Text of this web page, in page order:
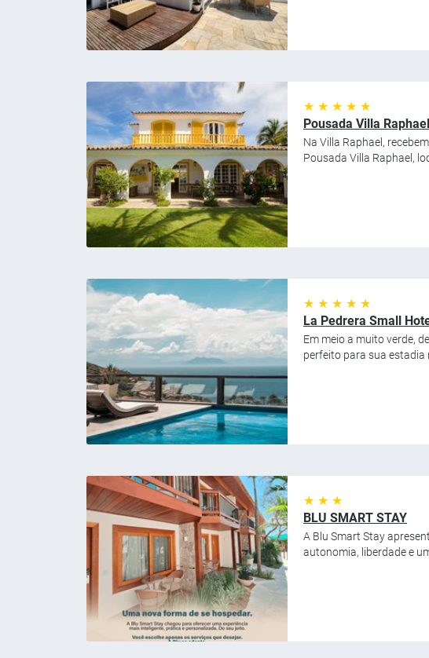
★ ★ ★ ★ ★
Pousada Villa Raphael
Na Villa Raphael,
Pousada Villa Raphael,
★ ★ ★ ★ ★
La Pedrera Small
Em meio a muito verde,
perfeito para sua estadia
★ ★ ★
BLU SMART STAY
A Blu Smart Stay
autonomia, liberdade e